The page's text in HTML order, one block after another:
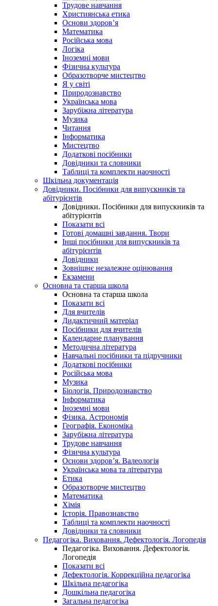
Трудове навчання
Християнська етика
Основи здоров’я
Математика
Російська мова
Логіка
Іноземні мови
Фізична культура
Образотворче мистецтво
Я у світі
Природознавство
Українська мова
Зарубіжна література
Музика
Читання
Інформатика
Мистецтво
Додаткові посібники
Довідники та словники
Таблиці та комплекти наочності
Шкільна документація
Довідники. Посібники для випускників та
абітурієнтів
Довідники. Посібники для випускників та
абітурієнтів
Показати всі
Готові домашні завдання. Твори
Інші посібники для випускників та
абітурієнтів
Довідники
Зовнішнє незалежне оцінювання
Екзамени
Основна та старша школа
Основна та старша школа
Показати всі
Для вчителів
Дидактичний матеріал
Посібники для вчителів
Календарне планування
Методична література
Навчальні посібники та підручники
Додаткові посібники
Російська мова
Музика
Біологія. Природознавство
Інформатика
Іноземні мови
Фізика. Астрономія
Географія. Економіка
Зарубіжна література
Трудове навчання
Фізична культура
Основи здоров’я. Валеологія
Українська мова та література
Етика
Образотворче мистецтво
Математика
Хімія
Історія. Правознавство
Таблиці та комплекти наочності
Довідники та словники
Педагогіка. Виховання. Дефектологія. Логопедія
Педагогіка. Виховання. Дефектологія.
Логопедія
Показати всі
Дефектологія. Коррекційна педагогіка
Шкільна педагогіка
Дошкільна педагогіка
Загальна педагогіка